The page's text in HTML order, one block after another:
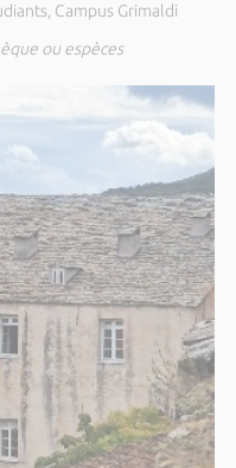
Campus Grimaldi
ou espèces